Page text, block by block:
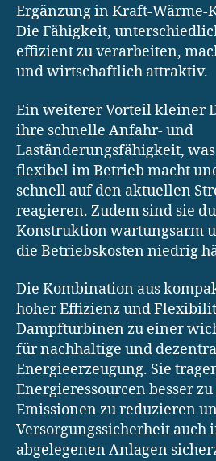
Ergänzung in Kraft-Wärme-
Die Fähigkeit,
effizient zu verarbeiten,
und wirtschaftlich attraktiv.
Ein weiterer Vorteil kleiner
ihre schnelle Anfahr- und
Laständerungsfähigkeit,
flexibel im Betrieb macht
schnell auf den aktuellen
reagieren. Zudem sind sie
Konstruktion wartungsarm
die Betriebskosten niedrig
Die Kombination aus
hoher Effizienz und
Dampfturbinen zu einer
für nachhaltige und
Energieerzeugung. Sie
Energieressourcen besser
Emissionen zu reduzieren
Versorgungssicherheit
abgelegenen Anlagen